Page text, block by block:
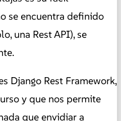
se encuentra definido
una Rest API), se
Django Rest Framework,
y que nos permite
que envidiar a